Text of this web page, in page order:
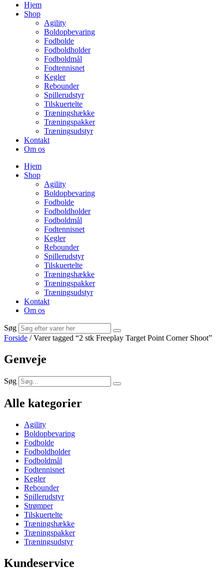
Hjem
Shop
Agility
Boldopbevaring
Fodbolde
Fodboldholder
Fodboldmål
Fodtennisnet
Kegler
Rebounder
Spillerudstyr
Tilskuertelte
Træningshække
Træningspakker
Træningsudstyr
Kontakt
Om os
Hjem
Shop
Agility
Boldopbevaring
Fodbolde
Fodboldholder
Fodboldmål
Fodtennisnet
Kegler
Rebounder
Spillerudstyr
Tilskuertelte
Træningshække
Træningspakker
Træningsudstyr
Kontakt
Om os
Søg
Forside / Varer tagged “2 stk Freeplay Target Point Corner Shoot”
Genveje
Søg
Alle kategorier
Agility
Boldopbevaring
Fodbolde
Fodboldholder
Fodboldmål
Fodtennisnet
Kegler
Rebounder
Spillerudstyr
Strømper
Tilskuertelte
Træningshække
Træningspakker
Træningsudstyr
Kundeservice